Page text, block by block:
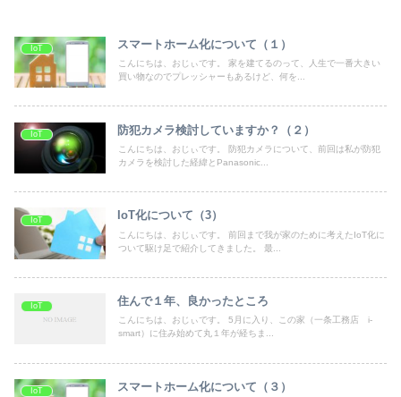
IoT スマートホーム化について（１）
こんにちは、おじぃです。 家を建てるのって、人生で一番大きい
買い物なのでプレッシャーもあるけど、何を...
IoT 防犯カメラ検討していますか？（２）
こんにちは、おじぃです。 防犯カメラについて、前回は私が防犯
カメラを検討した経緯とPanasonic...
IoT IoT化について（3）
こんにちは、おじぃです。 前回まで我が家のために考えたIoT化に
ついて駆け足で紹介してきました。 最...
IoT 住んで１年、良かったところ
こんにちは、おじぃです。 5月に入り、この家（一条工務店 i-
smart）に住み始めて丸１年が経ちま...
IoT スマートホーム化について（３）